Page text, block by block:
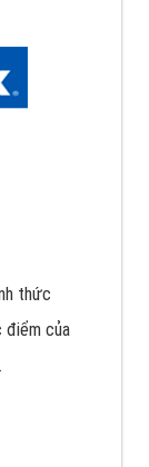
thức
điểm của